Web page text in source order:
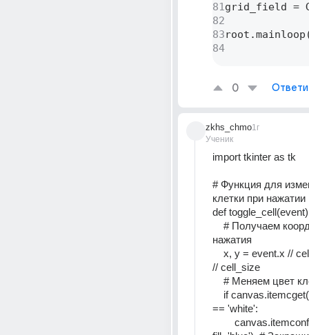
81
82
83
84
grid_field =
0
zkhs_chmo
Ученик
1г
import tkinter as tk
# Функция для
клетки при нажатии
def
нажатия
// cell_size
# Меняем цвет
== 'white':